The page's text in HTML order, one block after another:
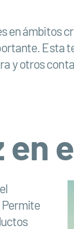
ámbitos
Esta
y otros
Permite